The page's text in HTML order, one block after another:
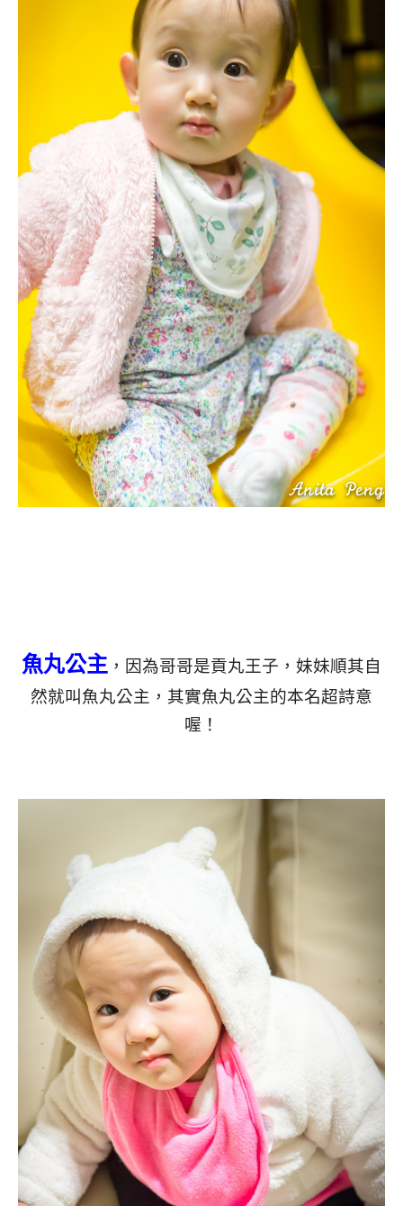
魚丸公主 ，因為哥哥是貢丸王子，妹妹順其自
然就叫魚丸公主，其實魚丸公主的本名超詩意
喔！